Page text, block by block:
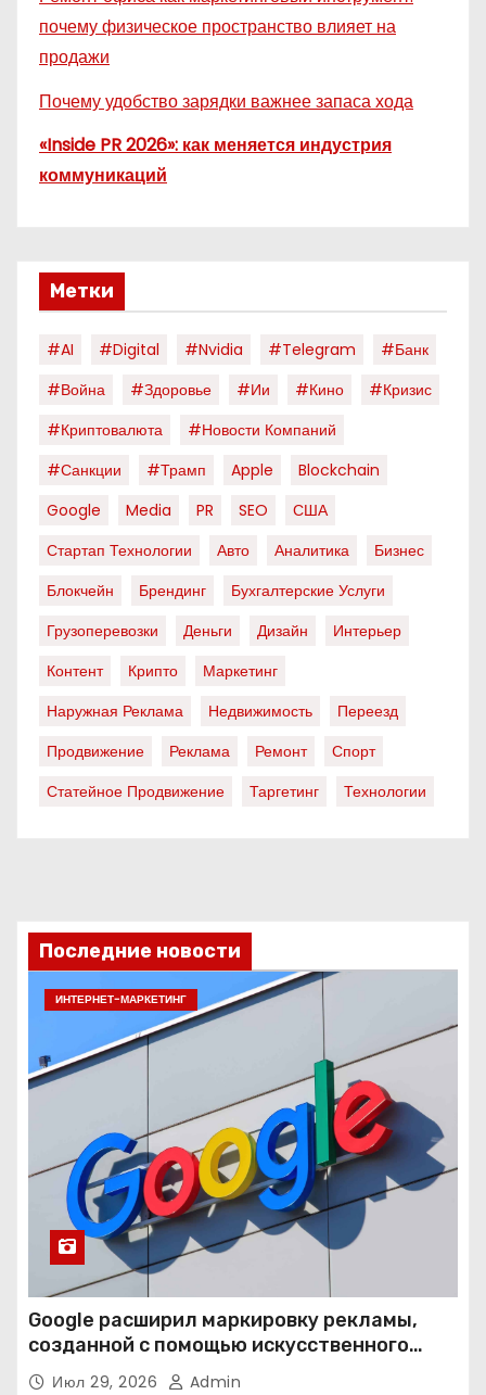
почему физическое пространство влияет на
продажи
Почему удобство зарядки важнее запаса хода
«Inside PR 2026»: как меняется индустрия
коммуникаций
Метки
#AI #digital #nvidia #telegram
#банк
#война
#здоровье #ии #кино
#кризис
#криптовалюта
#новости Компаний
#санкции
#трамп Apple
Blockchain
Google
Media PR SEO
США
Стартап Технологии
Авто Аналитика
Бизнес
Блокчейн
Брендинг
Бухгалтерские Услуги
Грузоперевозки
Деньги Дизайн
Интерьер
Контент
Крипто
Маркетинг
Наружная Реклама
Недвижимость
Переезд
Продвижение
Реклама Ремонт
Спорт
Статейное Продвижение
Таргетинг Технологии
Последние новости
ИНТЕРНЕТ-МАРКЕТИНГ
Google расширил маркировку рекламы,
созданной с помощью искусственного
интеллекта
Июл 29, 2026 Admin